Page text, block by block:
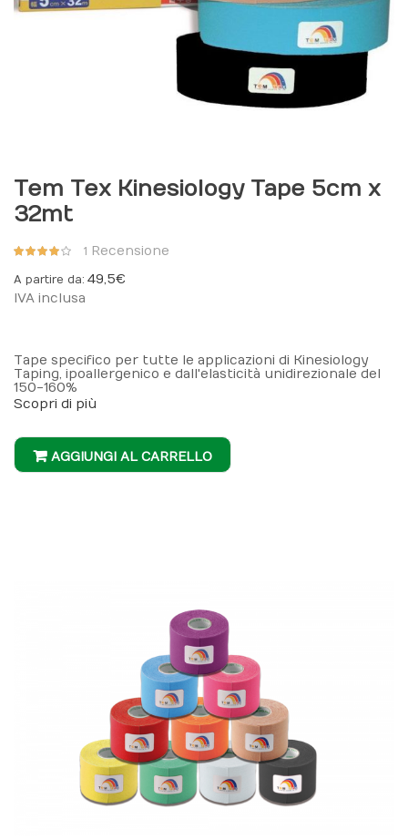
Tem Tex Kinesiology Tape 5cm x
32mt
Valutazione:
1 Recensione
A partire da 49,5 €
IVA inclusa
Tape specifico per tutte le applicazioni di Kinesiology
Taping, ipoallergenico e dall'elasticità unidirezionale del
150-160%
Scopri di più
AGGIUNGI AL CARRELLO